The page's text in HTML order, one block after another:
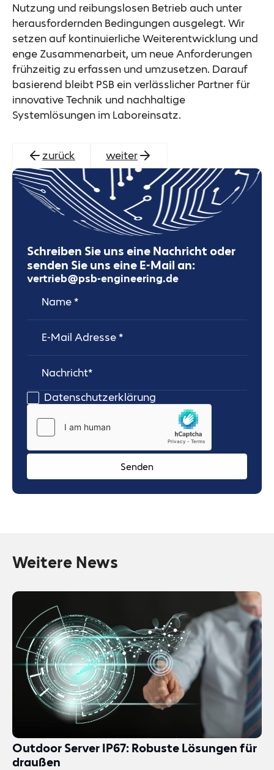
Nutzung und reibungslosen Betrieb auch unter
herausfordernden Bedingungen ausgelegt. Wir
setzen auf kontinuierliche Weiterentwicklung und
enge Zusammenarbeit, um neue Anforderungen
frühzeitig zu erfassen und umzusetzen. Darauf
basierend bleibt PSB ein verlässlicher Partner für
innovative Technik und nachhaltige
Systemlösungen im Laboreinsatz.
zurück weiter
Schreiben Sie uns eine Nachricht oder
senden Sie uns eine E-Mail an:
vertrieb@psb-engineering.de
Nachricht
Datenschutzerklärung
Weitere News
Outdoor Server IP67: Robuste Lösungen für
draußen